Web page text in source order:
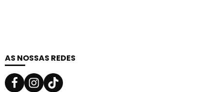
AS NOSSAS REDES